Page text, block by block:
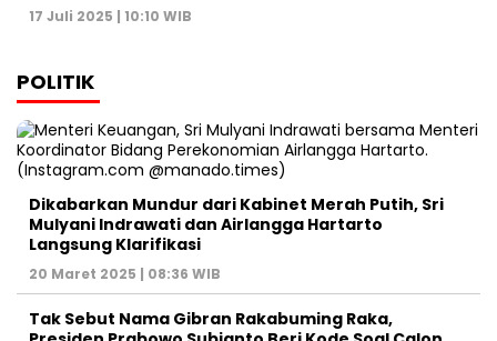
17 Juli 2025 | 10:10 WIB
POLITIK
Dikabarkan Mundur dari Kabinet Merah Putih, Sri
Mulyani Indrawati dan Airlangga Hartarto
Langsung Klarifikasi
20 Maret 2025 | 08:36 WIB
Tak Sebut Nama Gibran Rakabuming Raka,